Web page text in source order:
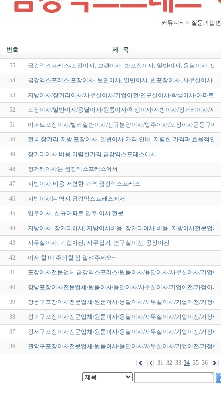
커뮤니티 > 질문과답변
번호 제 목
55 금강익스프레스-포장이사, 보관이사, 반포장이사, 일반이사, 용달이사, 오
54 금강익스프레스 포장이사, 보관이사, 일반이사, 반포장이사, 사무실이사
53 지방이사/장거리이사/사무실이사/기업이전/연구실이사/학생이사/아파트
52 포장이사/일반이사/용달이사/원룸이사/학생이사/지방이사/장거리이사/사
51 아파트포장이사/빌라일반이사/신규분양이사/입주이사/포장이사공동구
50 전국 장거리 지방 포장이사, 일반이사 가격 안내. 저렴한 가격과 효율적인
49 장거리이사 비용 저렴한가격 금강익스프레스에서
48 장거리이사는 금강익스프레스에서
47 지방이사 비용 저렴한 가격 금강익스프레스
46 지방이사는 역시 금강익스프레스에서
45 입주이사, 신규아파트 입주 이사 전문
44 지방이사, 장거리이사, 지방이사비용, 장거리이사 비용, 지방이사전문업
43 사무실이사, 기업이전, 사무집기, 연구실이전, 공장이전
42 이사 할 때 주의할 점 알려주세요~
41 포장이사전문업체 금강익스프레스/원룸이사/용달이사/사무실이사/기업
40 강남포장이사전문업체/원룸이사/용달이사/사무실이사/기업이전/가정이
39 강동구포장이사전문업체/원룸이사/용달이사/사무실이사/기업이전/가정
38 강북구포장이사전문업체/원룸이사/용달이사/사무실이사/기업이전/가정
37 강서구포장이사전문업체/원룸이사/용달이사/사무실이사/기업이전/가정
36 관악구포장이사전문업체/원룸이사/용달이사/사무실이사/기업이전/가정
31 32 33 34 35 36